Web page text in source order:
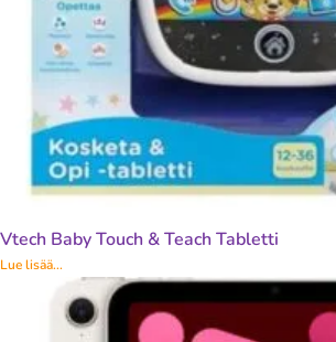
Vtech Baby Touch & Teach Tabletti
Lue lisää...